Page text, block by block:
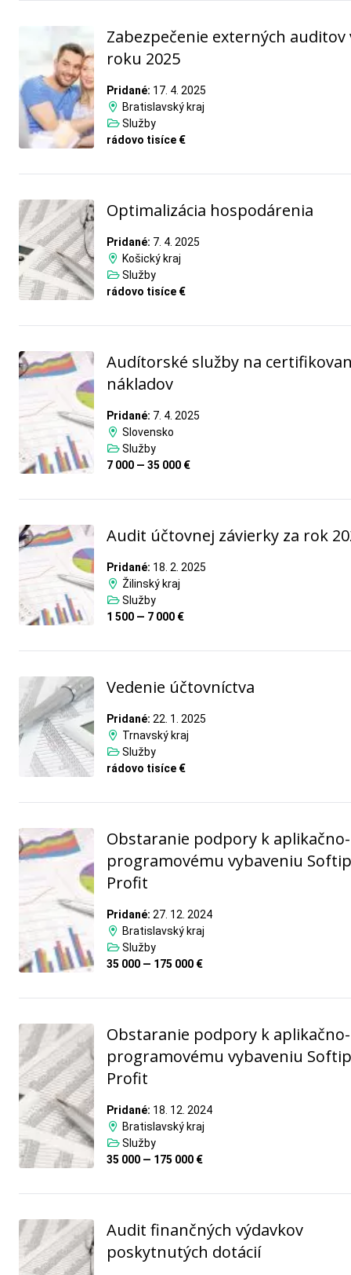
Zabezpečenie externých auditov
roku 2025
Pridané: 17. 4. 2025
Bratislavský kraj
Služby
rádovo tisíce €
Optimalizácia hospodárenia
Pridané: 7. 4. 2025
Košický kraj
Služby
rádovo tisíce €
Audítorské služby na
nákladov
Pridané: 7. 4. 2025
Slovensko
Služby
7 000 — 35 000 €
Audit účtovnej závierky za rok
Pridané: 18. 2. 2025
Žilinský kraj
Služby
1 500 — 7 000 €
Vedenie účtovníctva
Pridané: 22. 1. 2025
Trnavský kraj
Služby
rádovo tisíce €
Obstaranie podpory k aplikačno-
programovému vybaveniu Softip
Profit
Pridané: 27. 12. 2024
Bratislavský kraj
Služby
35 000 — 175 000 €
Obstaranie podpory k aplikačno-
programovému vybaveniu Softip
Profit
Pridané: 18. 12. 2024
Bratislavský kraj
Služby
35 000 — 175 000 €
Audit finančných výdavkov
poskytnutých dotácií